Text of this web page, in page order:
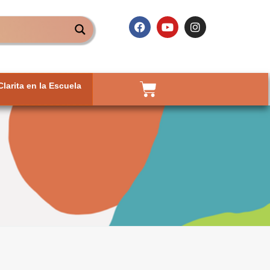
en la Escuela